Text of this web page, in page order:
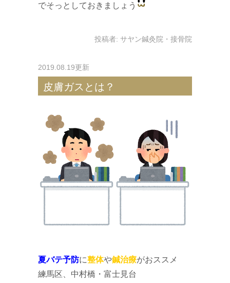
でそっとしておきましょう
投稿者: サヤン鍼灸院・接骨院
2019.08.19更新
皮膚ガスとは？
夏バテ予防に整体や鍼治療がおススメ
練馬区、中村橋・富士見台